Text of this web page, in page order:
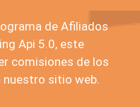
de Afiliados
Api 5.0, este
comisiones de los
sitio web.